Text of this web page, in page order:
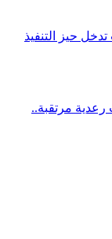
حيز التنفيذ
مرتقبة..